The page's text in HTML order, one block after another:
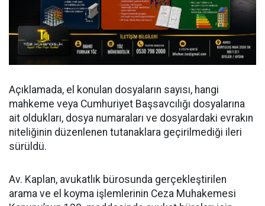
Açıklamada, el konulan dosyaların sayısı, hangi
mahkeme veya Cumhuriyet Başsavcılığı dosyalarına
ait oldukları, dosya numaraları ve dosyalardaki evrakın
niteliğinin düzenlenen tutanaklara geçirilmediği ileri
sürüldü.
Av. Kaplan, avukatlık bürosunda gerçekleştirilen
arama ve el koyma işlemlerinin Ceza Muhakemesi